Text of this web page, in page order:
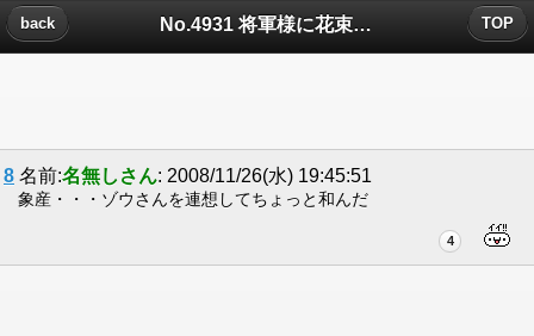
No.4931 将軍様に花束をについたコメント
back TOP
8 名前:名無しさん: 2008/11/26(水) 19:45:51
象産・・・ゾウさんを連想してちょっと和んだ
4